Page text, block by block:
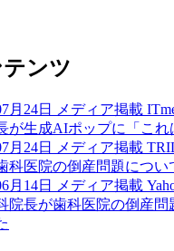
ンツ
月24日 メディア掲載
が生成AIポップに「これ
月24日
メディア掲載
科医院の倒産問題につい
月14日
メディア掲載
院長が歯科医院の倒産問